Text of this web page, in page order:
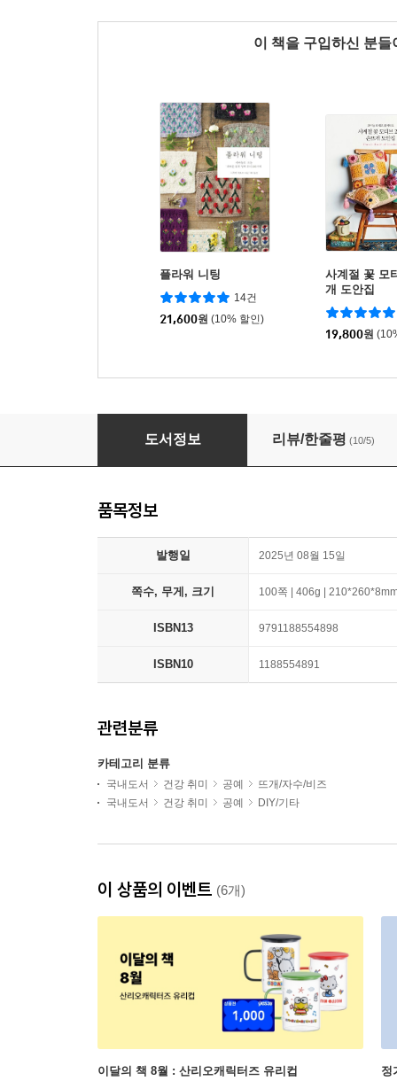
이 책을 구입하신 분
플라워 니팅
14건
21,600원 (10% 할인)
사계절 꽃 모
개 도안집
19,800원
모티브로 만드는 소품과 의류
도서정보 리뷰/한줄평 (10/5)
품목정보
발행일 2025년 08월 15일
쪽수, 무게, 크기 100쪽 | 406g |
ISBN13 9791188554898
ISBN10 1188554891
관련분류
카테고리 분류
국내도서 건강 취미 공예
뜨개/자수/비즈
국내도서
건강 취미 공예 DIY/기타
이 상품의 이벤트 (6개)
이달의 책 8월 : 산리오캐릭터즈 유리컵 정